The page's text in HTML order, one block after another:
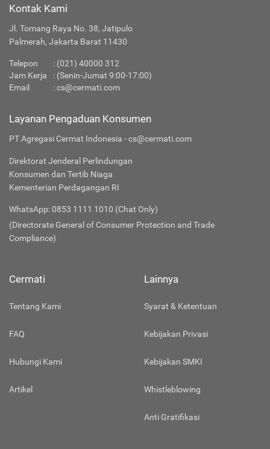
Kontak Kami
Jl. Tomang Raya No. 38, Jatipulo
Palmerah, Jakarta Barat 11430
Telepon : (021) 40000 312
Jam Kerja
: (Senin-Jumat 9:00-17:00)
Email
:cs@cermati.com
Layanan Pengaduan Konsumen
PT Agregasi Cermat Indonesia - cs@cermati.com
Direktorat Jenderal Perlindungan
Konsumen dan Tertib Niaga
Kementerian Perdagangan RI
WhatsApp: 0853 1111 1010 (Chat Only)
(Directorate General of Consumer Protection and Trade
Compliance)
Cermati
Tentang Kami
FAQ
Hubungi Kami
Artikel
Lainnya
Syarat & Ketentuan
Kebijakan Privasi
Kebijakan SMKI
Whistleblowing
Anti Gratifikasi